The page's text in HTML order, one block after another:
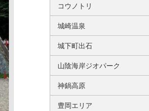
コウノトリ
城崎温泉
城下町出石
山陰海岸ジオパーク
神鍋高原
豊岡エリア